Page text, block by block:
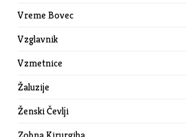
Vreme Bovec
Vzglavnik
Vzmetnice
Žaluzije
Ženski Čevlji